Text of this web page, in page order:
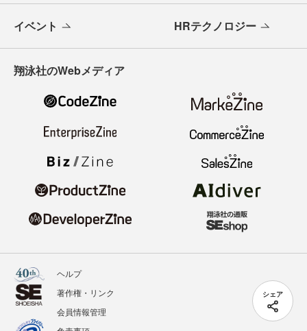
シェア
イベント HRテクノロジー
翔泳社のWebメディア
ヘルプ
著作権・リンク
会員情報管理